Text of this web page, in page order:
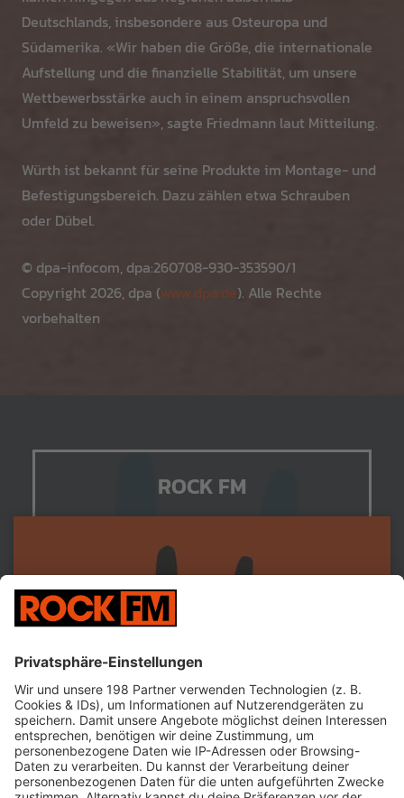
Deutschlands, insbesondere aus Osteuropa und
Südamerika. «Wir haben die Größe, die internationale
Aufstellung und die finanzielle Stabilität, um unsere
Wettbewerbsstärke auch in einem anspruchsvollen
Umfeld zu beweisen», sagte Friedmann laut Mitteilung.
Würth ist bekannt für seine Produkte im Montage- und
Befestigungsbereich. Dazu zählen etwa Schrauben
oder Dübel.
© dpa-infocom, dpa:260708-930-353590/1
Copyright 2026, dpa (www.dpa.de). Alle Rechte
vorbehalten
ROCK FM